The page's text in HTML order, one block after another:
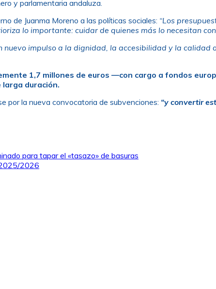
y parlamentaria andaluza.
de Juanma Moreno a las políticas sociales: “Los
lo importante: cuidar de quienes más lo necesitan
nuevo impulso a la dignidad, la accesibilidad y la calidad
1,7 millones de euros —con cargo a fondos
larga duración.
por la nueva convocatoria de subvenciones: “y convertir
para tapar el «tasazo» de basuras
2026